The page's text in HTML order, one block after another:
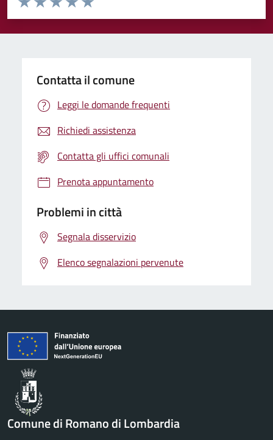
Valuta 5 stelle su 5
Valuta 4 stelle su 5
Valuta 3 stelle su 5
Valuta 2 stelle su 5
Valuta 1 stelle su 5
Contatta il comune
Leggi le domande frequenti
Richiedi assistenza
Contatta gli uffici comunali
Prenota appuntamento
Problemi in città
Segnala disservizio
Elenco segnalazioni pervenute
Comune di Romano di Lombardia